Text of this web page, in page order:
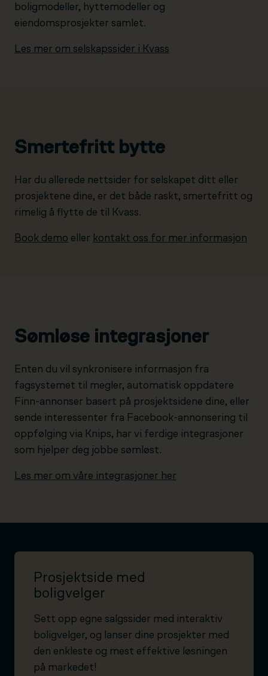
boligmodeller, hyttemodeller og
eiendomsprosjekter samlet.
Les mer om selskapssider i Kvass
Smertefritt bytte
Har du allerede nettsider for selskapet ditt eller
prosjektene dine, er det både raskt, smertefritt og
rimelig å flytte de til Kvass.
Book demo eller kontakt oss for mer informasjon
Sømløse integrasjoner
Enten du vil synkronisere informasjon fra
fagsystemet til megler, automatisk oppdatere
Finn-annonser basert på prosjektsidene dine, eller
sende interessenter fra Facebook-annonsering til
oppfølging via Knips, har vi ferdige integrasjoner
som hjelper deg jobbe sømløst.
Les mer om våre integrasjoner her
Prosjektside med
boligvelger
Sett opp egne salgssider med interaktiv
boligvelger, og lanser dine prosjekter med
den enkleste og mest effektive løsningen
på markedet!